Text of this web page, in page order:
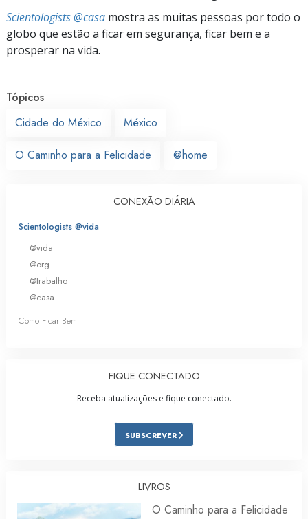
Scientologists @casa mostra as muitas pessoas por todo o
globo que estão a ficar em segurança, ficar bem e a
prosperar na vida.
Tópicos
Cidade do México
México
O Caminho para a Felicidade @home
CONEXÃO DIÁRIA
Scientologists @vida
@vida
@org
@trabalho
@casa
Como Ficar Bem
FIQUE CONECTADO
Receba atualizações e fique conectado.
SUBSCREVER
LIVROS
O Caminho para a Felicidade